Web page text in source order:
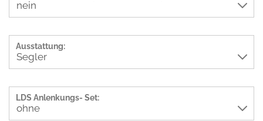
Ausstattung:
LDS Anlenkungs- Set: